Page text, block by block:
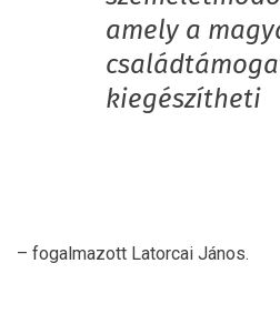
amely a
kiegészítheti
– fogalmazott Latorcai János.